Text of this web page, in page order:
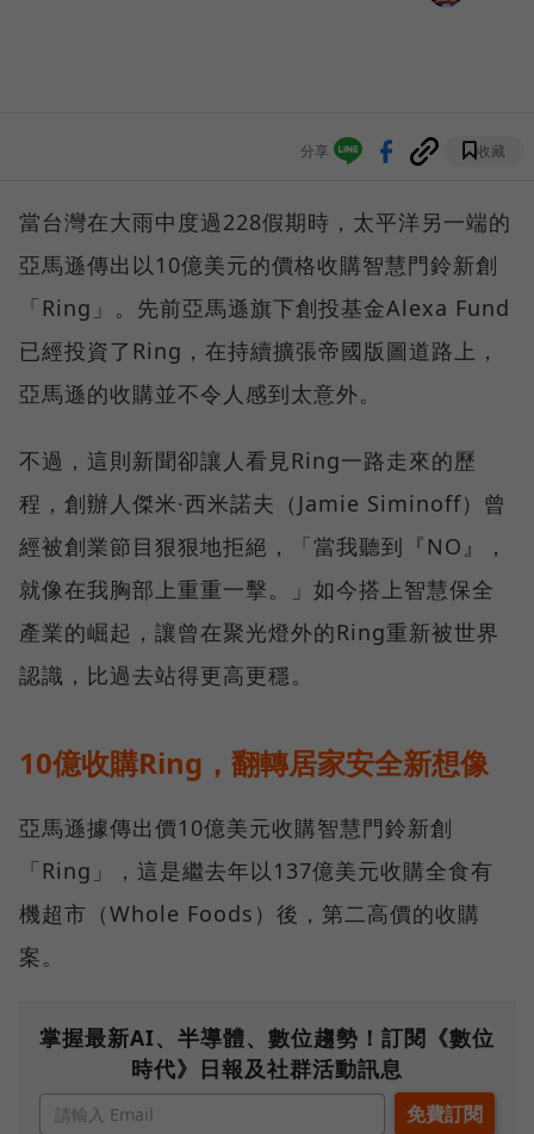
分享 收藏
當台灣在大雨中度過228假期時，太平洋另一端的
亞馬遜傳出以10億美元的價格收購智慧門鈴新創
「Ring」。先前亞馬遜旗下創投基金Alexa Fund
已經投資了Ring，在持續擴張帝國版圖道路上，
亞馬遜的收購並不令人感到太意外。
不過，這則新聞卻讓人看見Ring一路走來的歷
程，創辦人傑米·西米諾夫（Jamie Siminoff）曾
經被創業節目狠狠地拒絕，「當我聽到『NO』，
就像在我胸部上重重一擊。」如今搭上智慧保全
產業的崛起，讓曾在聚光燈外的Ring重新被世界
認識，比過去站得更高更穩。
10億收購Ring，翻轉居家安全新想像
亞馬遜據傳出價10億美元收購智慧門鈴新創
「Ring」，這是繼去年以137億美元收購全食有
機超市（Whole Foods）後，第二高價的收購
案。
掌握最新AI、半導體、數位趨勢！訂閱《數位
時代》日報及社群活動訊息